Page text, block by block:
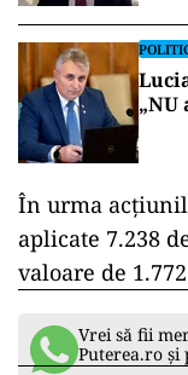
În urma
aplicate 7.238
valoare de
Vrei să fii
Puterea.ro și